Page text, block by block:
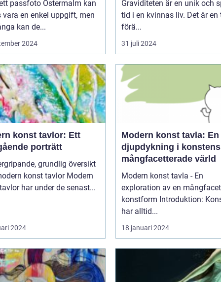
passfoto Östermalm kan
vara en enkel uppgift, men
kan de...
2024
Graviditeten är en unik och
tid i en kvinnas liv. Det är en
förä...
31 juli 2024
konst tavlor: Ett
porträtt
grundlig översikt
konst tavlor Modern
har under de senast...
2024
Modern konst tavla: En
djupdykning i konstens
mångfacetterade värld
Modern konst tavla - En
exploration av en
konstform Introduktion: Konsten
har alltid...
18 januari 2024